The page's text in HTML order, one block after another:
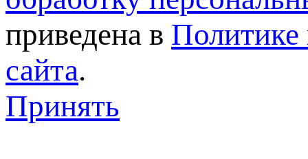
приведена в Политике
сайта.
Принять